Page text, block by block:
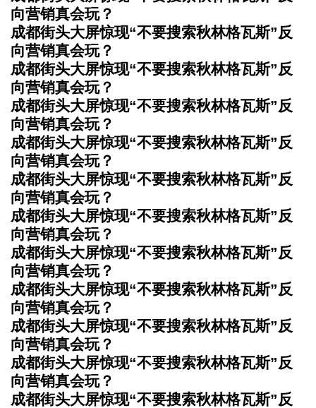
向营销真会玩？
成都街头大屏惊现“不要搜索秋林格瓦斯”反
向营销真会玩？
成都街头大屏惊现“不要搜索秋林格瓦斯”反
向营销真会玩？
成都街头大屏惊现“不要搜索秋林格瓦斯”反
向营销真会玩？
成都街头大屏惊现“不要搜索秋林格瓦斯”反
向营销真会玩？
成都街头大屏惊现“不要搜索秋林格瓦斯”反
向营销真会玩？
成都街头大屏惊现“不要搜索秋林格瓦斯”反
向营销真会玩？
成都街头大屏惊现“不要搜索秋林格瓦斯”反
向营销真会玩？
成都街头大屏惊现“不要搜索秋林格瓦斯”反
向营销真会玩？
成都街头大屏惊现“不要搜索秋林格瓦斯”反
向营销真会玩？
成都街头大屏惊现“不要搜索秋林格瓦斯”反
向营销真会玩？
成都街头大屏惊现“不要搜索秋林格瓦斯”反